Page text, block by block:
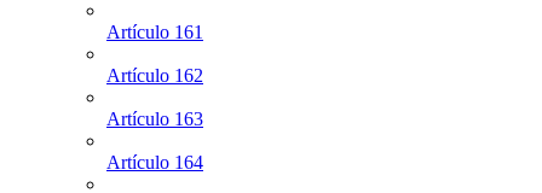
Artículo 161
Artículo 162
Artículo 163
Artículo 164